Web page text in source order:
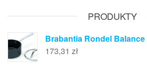
PRODUKTY
Brabantia Rondel Balance
173,31 zł